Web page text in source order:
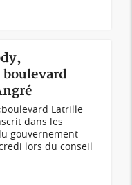
Latrille
dans les
gouvernement
lors du conseil